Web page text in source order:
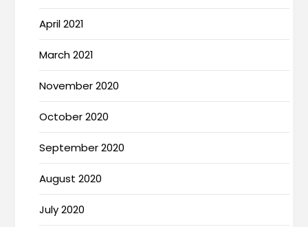
April 2021
March 2021
November 2020
October 2020
September 2020
August 2020
July 2020